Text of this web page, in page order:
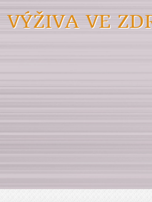
VÝŽIVA VE